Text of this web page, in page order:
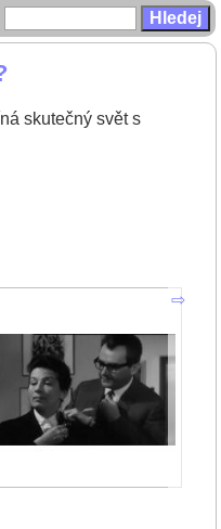
skutečný svět s